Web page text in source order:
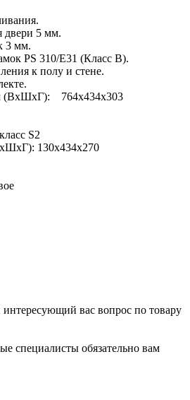
двери 5 мм.
3 мм.
PS 310/Е31 (Класс В).
к полу и стене.
(ВхШхГ): 764x434x303
S2
130x434x270
вас вопрос по товару
специалисты обязательно вам